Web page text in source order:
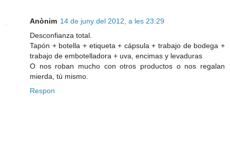
Anònim 14 de juny del 2012, a les 23:29
Desconfianza total.
Tapón + botella + etiqueta + cápsula + trabajo de bodega +
trabajo de embotelladora + uva, encimas y levaduras
O nos roban mucho con otros productos o nos regalan
mierda, tú mismo.
Respon